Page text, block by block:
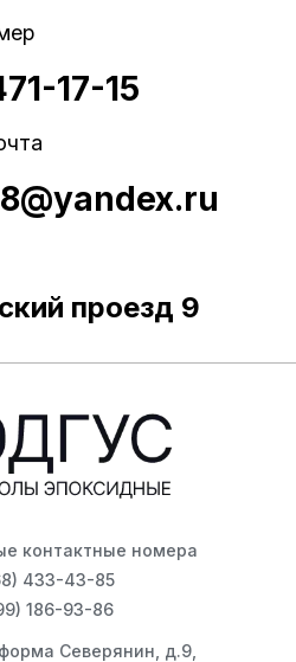
17-15
проезд 9
контактные номера
433-43-85
186-93-86
Северянин, д.9,